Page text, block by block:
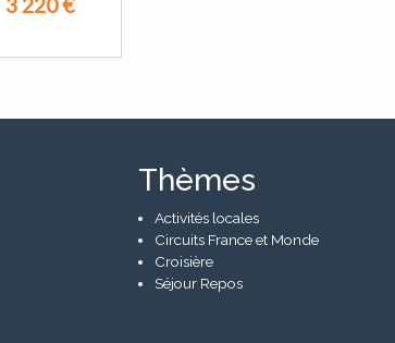
Thèmes
Activités locales
Circuits France et Monde
Croisière
Séjour Repos